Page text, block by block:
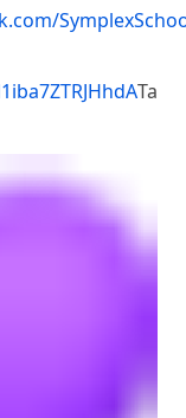
Та